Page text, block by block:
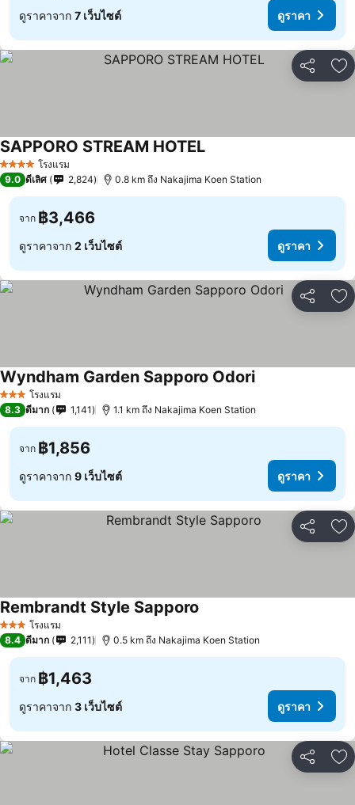
ดูราคาจาก 7 เว็บไซต์ ดูราคา
แชร์ เ
4 ดาว โรงแรม
SAPPORO STREAM HOTEL
9.0 ดีเลิศ 2,824 0.8 km ถึง Nakajima Koen Station
จาก ฿3,466
ดูราคาจาก 2 เว็บไซต์ ดูราคา
แชร์ เ
3 ดาว โรงแรม
Wyndham Garden Sapporo Odori
8.3 ดีมาก 1,141 1.1 km ถึง Nakajima Koen Station
จาก ฿1,856
ดูราคาจาก 9 เว็บไซต์ ดูราคา
แชร์ เ
3 ดาว โรงแรม
Rembrandt Style Sapporo
8.4 ดีมาก 2,111 0.5 km ถึง Nakajima Koen Station
จาก ฿1,463
ดูราคาจาก 3 เว็บไซต์ ดูราคา
แชร์ เ